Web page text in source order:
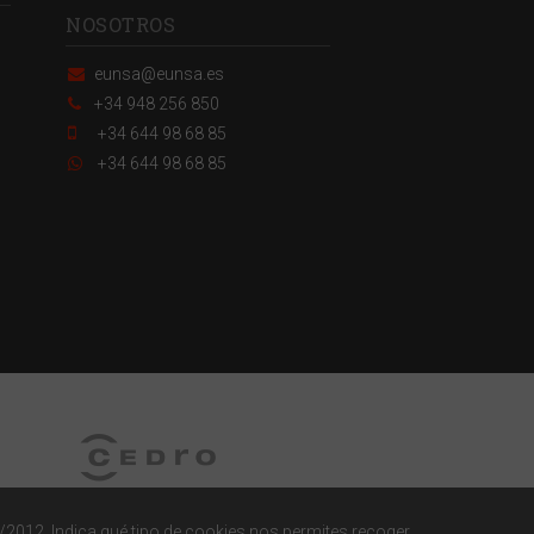
NOSOTROS
eunsa@eunsa.es
+34 948 256 850
+34 644 98 68 85
+34 644 98 68 85